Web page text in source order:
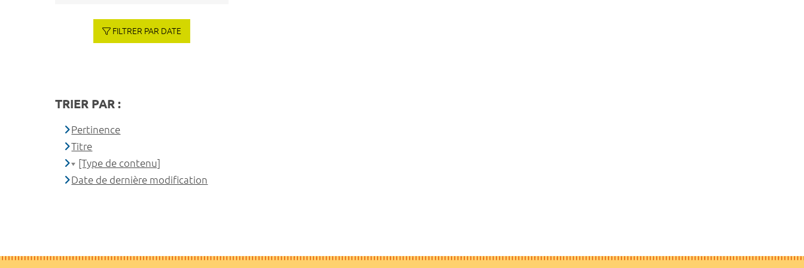
FILTRER PAR DATE
TRIER PAR :
Pertinence
Titre
[Type de contenu]
Date de dernière modification